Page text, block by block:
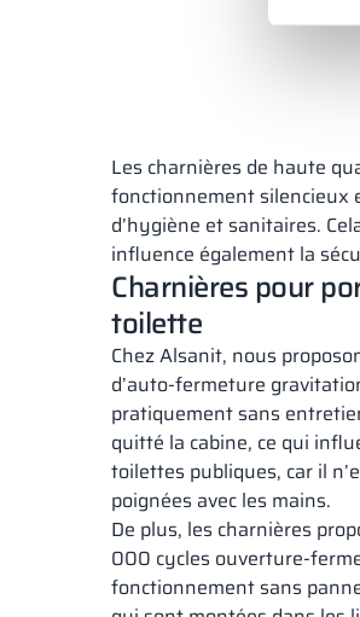
Les charnières de haute
fonctionnement silencieux
d’hygiène et sanitaires.
influence également la
Charnières pour
toilette
Chez Alsanit, nous
d’auto-fermeture
pratiquement sans
quitté la cabine, ce qui
toilettes publiques, car il
poignées avec les mains.
De plus, les charnières
000 cycles ouverture-
fonctionnement sans